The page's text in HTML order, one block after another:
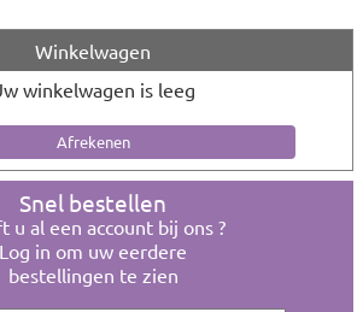
Winkelwagen
winkelwagen is leeg
Snel bestellen
u al een account bij ons ?
Log in om uw eerdere
bestellingen te zien